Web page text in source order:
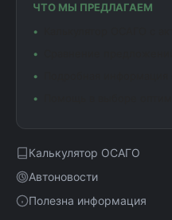
ЧТО МЫ ПРЕДЛАГАЕМ
Калькулятор ОСАГО
Автоновости
Полезна информация